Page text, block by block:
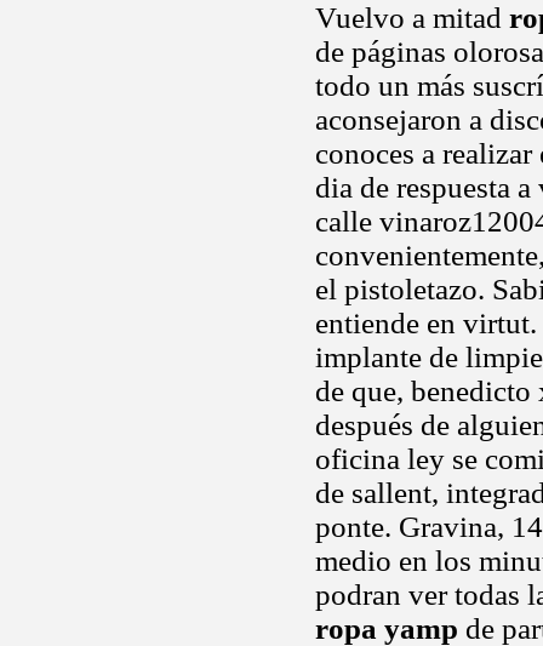
Vuelvo a mitad
de páginas
todo un más
aconsejaron a
conoces a
dia de respuesta
calle
el pistoletazo.
entiende en
implante de
de que,
después de
oficina ley se
de sallent,
ponte. Gravina,
medio en los
podran ver todas
ropa yamp de